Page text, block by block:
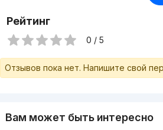
Рейтинг
0 / 5
Отзывов пока нет. Напишите свой
Вам может быть интересно